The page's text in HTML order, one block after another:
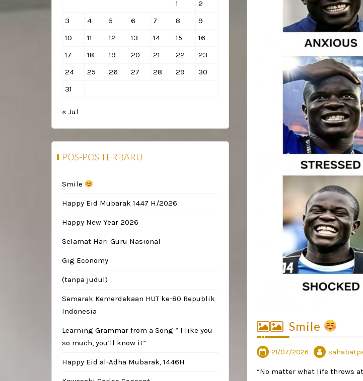
Smile
21/07/2026
“No matter what life throws
1
2
3
4 5 6 7 8
9
10
11 12 13 14 15
16
17
18 19 20 21 22
23
24
25 26 27 28 29
30
31
« Jul
POS-POS TERBARU
Smile
Happy Eid Mubarak 1447 H/2026
Happy New Year 2026
Selamat Hari Guru Nasional
Gig Economy
(tanpa judul)
Semarak Kemerdekaan HUT ke-80 Republik
Indonesia
Learning Grammar from a Song ” I like you
so much, you’ll know it”
Happy Eid al-Adha Mubarak, 1446H